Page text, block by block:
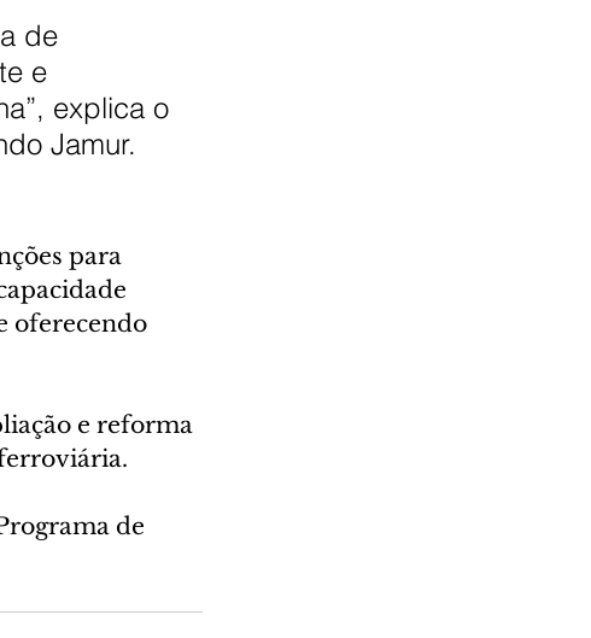
de
e
explica o
Jamur.
para
oferecendo
e reforma
de